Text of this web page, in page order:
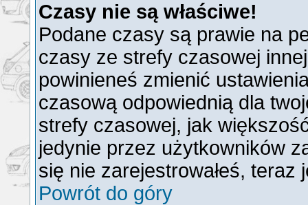
Czasy nie są właściwe!
Podane czasy są prawie na
czasy ze strefy czasowej
powinieneś zmienić
czasową odpowiednią dla
strefy czasowej, jak
jedynie przez użytkowników
się nie zarejestrowałeś,
Powrót do góry